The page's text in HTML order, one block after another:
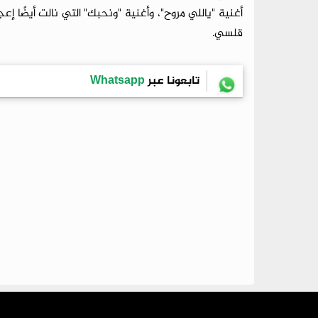
أغنية "ياللي مروح"، وأغنية "ونحبك" التي نالت أيضًا
قلسي.
تابعونا عبرWhatsapp